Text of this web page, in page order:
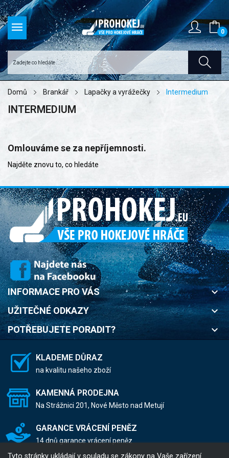
0
Domů Brankář Lapačky a vyrážečky Intermedium
INTERMEDIUM
Omlouváme se za nepříjemnosti.
Najděte znovu to, co hledáte
INFORMACE PRO VÁS keyboard_arrow_down
UŽITEČNÉ ODKAZY keyboard_arrow_down
POTŘEBUJETE PORADIT? keyboard_arrow_down
Tyto stránky ukládají v souladu se zákony na Vaše zařízení
KLADEME DŮRAZ
na kvalitu našeho zboží
KAMENNÁ PRODEJNA
Na Strážnici 201, Nové Město nad Metují
GARANCE VRÁCENÍ PENĚZ
14 dnů garance vrácení peněz